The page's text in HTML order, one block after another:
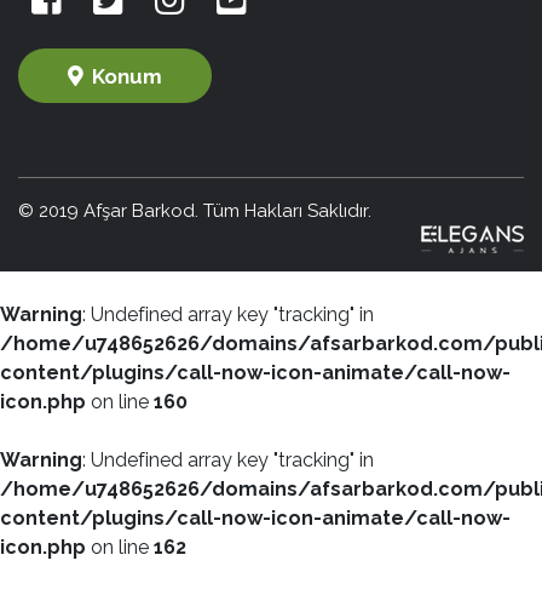
Konum
© 2019 Afşar Barkod. Tüm Hakları Saklıdır.
Warning: Undefined array key "tracking" in
/home/u748652626/domains/afsarbarkod.com/
content/plugins/call-now-icon-animate/call-now-
icon.php on line 160
Warning: Undefined array key "tracking" in
/home/u748652626/domains/afsarbarkod.com/
content/plugins/call-now-icon-animate/call-now-
icon.php on line 162